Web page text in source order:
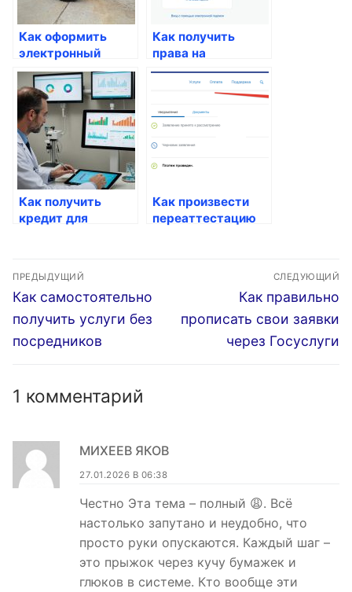
Как оформить
электронный
паспорт через
Госуслуги
Как получить
права на
временное
проживание через
Как получить
кредит для
Как произвести
переаттестацию
Навигация
по
записям
ПРЕДЫДУЩИЙ
Предыдущая
запись:
Как самостоятельно
получить услуги без
посредников
СЛЕДУЮЩИЙ
Следующая
запись:
Как правильно
прописать свои заявки
через Госуслуги
1 комментарий
МИХЕЕВ ЯКОВ
27.01.2026 В 06:38
Честно Эта тема – полный 😩. Всё
настолько запутано и неудобно, что
просто руки опускаются. Каждый шаг –
это прыжок через кучу бумажек и
глюков в системе. Кто вообще эти